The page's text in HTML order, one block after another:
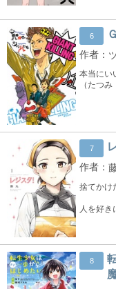
6
本当にい
（たつ
7
捨てかけ
人を好き
8